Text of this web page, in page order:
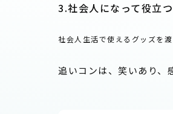
3.社会人になって役立
社会人生活で使えるグッズを
追いコンは、笑いあり、